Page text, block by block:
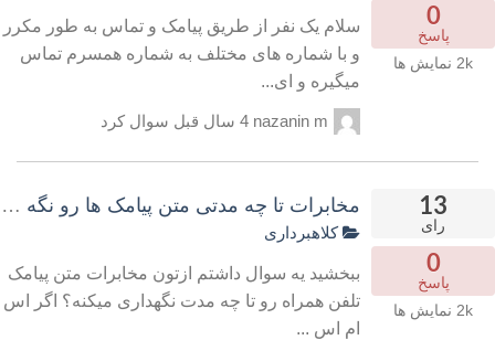
0
پاسخ
2k
نمایش ها
سلام یک نفر از طریق پیامک و تماس به طور مکرر
و با شماره های مختلف به شماره همسرم تماس
میگیره و ای...
nazanin m 4 سال قبل سوال کرد
13
رای
0
پاسخ
2k
نمایش ها
مخابرات تا چه مدتی متن پیامک ها رو نگه
کلاهبرداری
ببخشید یه سوال داشتم ازتون مخابرات متن پیامک
تلفن همراه رو تا چه مدت نگهداری میکنه؟ اگر اس
ام اس ...